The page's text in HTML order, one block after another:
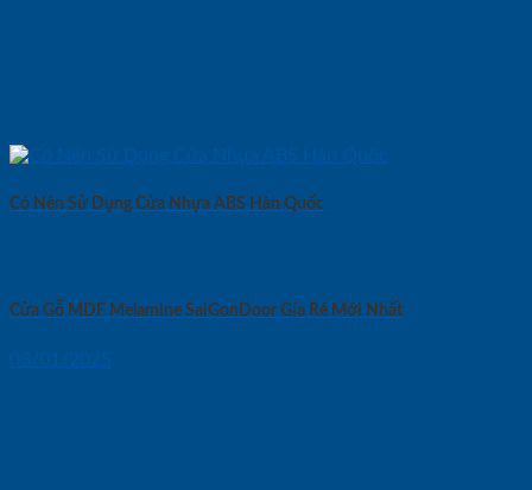
Có Nên Sử Dụng Cửa Nhựa ABS Hàn Quốc
Cửa Gỗ MDF Melamine SaiGonDoor Gía Rẻ Mới Nhất
08/01/2025